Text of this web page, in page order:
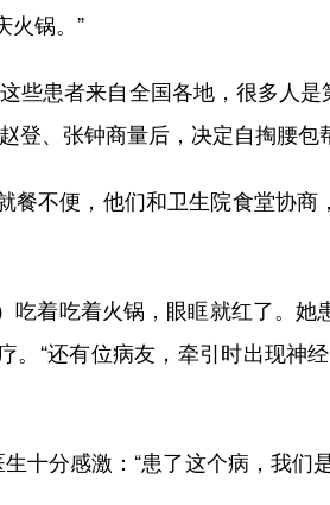
火锅。”
患者来自全国各地，很多人
登、张钟商量后，决定自掏腰包
不便，他们和卫生院食堂协商
着吃着火锅，眼眶就红了。她
。“还有位病友，牵引时出现神
分感激：“患了这个病，我们